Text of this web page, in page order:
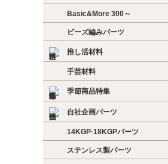
Basic&More 300～
ビーズ編みパーツ
推し活材料
手芸材料
季節商品特集
自社企画パーツ
14KGP·18KGPパーツ
ステンレス製パーツ